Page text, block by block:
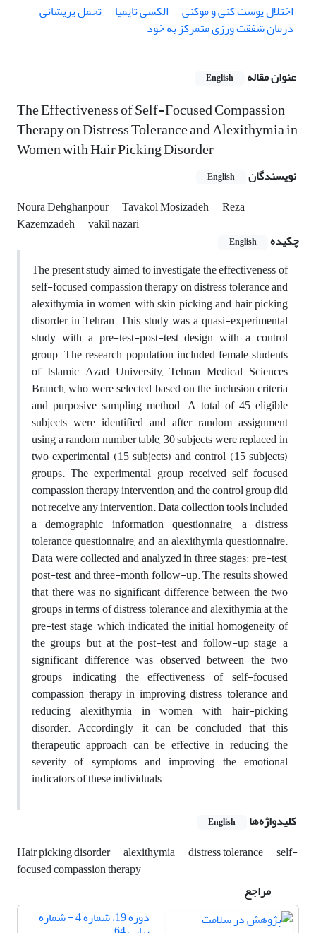
اختلال پوست کنی و موکنی
الکسی تایمیا
تحمل پریشانی
درمان شفقت ورزی متمرکز به خود
عنوان مقاله English
The Effectiveness of Self-Focused Compassion
Therapy on Distress Tolerance and Alexithymia in
Women with Hair Picking Disorder
نویسندگان English
Noura Dehghanpour Tavakol Mosizadeh
Reza
Kazemzadeh
vakil nazari
چکیده
English
The present study aimed to investigate the effectiveness of
self-focused compassion therapy on distress tolerance and
alexithymia in women with skin picking and hair picking
disorder in Tehran. This study was a quasi-experimental
study with a pre-test-post-test design with a control
group. The research population included female students
of Islamic Azad University, Tehran Medical Sciences
Branch, who were selected based on the inclusion criteria
and purposive sampling method. A total of 45 eligible
subjects were identified and after random assignment
using a random number table, 30 subjects were replaced in
two experimental (15 subjects) and control (15 subjects)
groups. The experimental group received self-focused
compassion therapy intervention, and the control group did
not receive any intervention. Data collection tools included
a demographic information questionnaire, a distress
tolerance questionnaire, and an alexithymia questionnaire.
Data were collected and analyzed in three stages: pre-test,
post-test, and three-month follow-up. The results showed
that there was no significant difference between the two
groups in terms of distress tolerance and alexithymia at the
pre-test stage, which indicated the initial homogeneity of
the groups, but at the post-test and follow-up stage, a
significant difference was observed between the two
groups, indicating the effectiveness of self-focused
compassion therapy in improving distress tolerance and
reducing alexithymia in women with hair-picking
disorder. Accordingly, it can be concluded that this
therapeutic approach can be effective in reducing the
severity of symptoms and improving the emotional
indicators of these individuals.
کلیدواژه‌ها
English
Hair picking disorder alexithymia distress tolerance
self-
focused compassion therapy
مراجع
دوره 19، شماره 4 - شماره